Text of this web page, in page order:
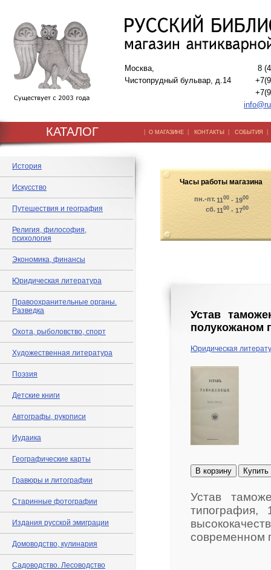
Москва,
Чистопрудный бульвар, д.14
8
КАТАЛОГ | О МАГАЗИНЕ | КОНТАКТЫ | СОБЫТИЯ
История
Искусство
Путешествия и география
Религия, философия,
психология
Экономика, финансы
Юридическая литература
Правоохранительные органы.
Разведка
Охота, рыболовство, спорт
Художественная литература
Поэзия
Детские книги
Автографы, рукописи
Иудаика
Географические карты
Гравюры и литографии
Старинные фотографии
Издания русской эмиграции
Домоводство, кулинария
Садоводство. Лесоводство
Часы работы магазина
пн.-пт.1100 - 1900
сб.1100 - 1700
Устав
полукожаном
Юридическая
В корзину Купить
Устав
современном